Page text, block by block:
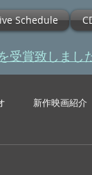
Schedule
受賞致しまし
新作映画紹介